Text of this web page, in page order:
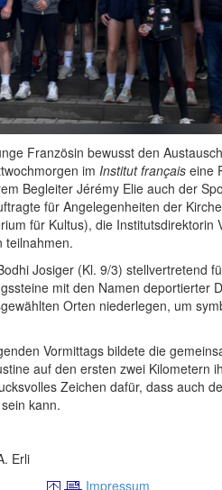
Französin bewusst den
im Institut françaiseine
Begleiter Jérémy Elie auch der
für Angelegenheiten der
für Kultus), die Institutsdirektorin
teilnahmen.
Josiger (Kl. 9/3) stellvertretend
mit den Namen deportierter
Orten niederlegen, um
Vormittags bildete die
auf den ersten zwei Kilometern
Zeichen dafür, dass auch
kann.
Erli
Impressum